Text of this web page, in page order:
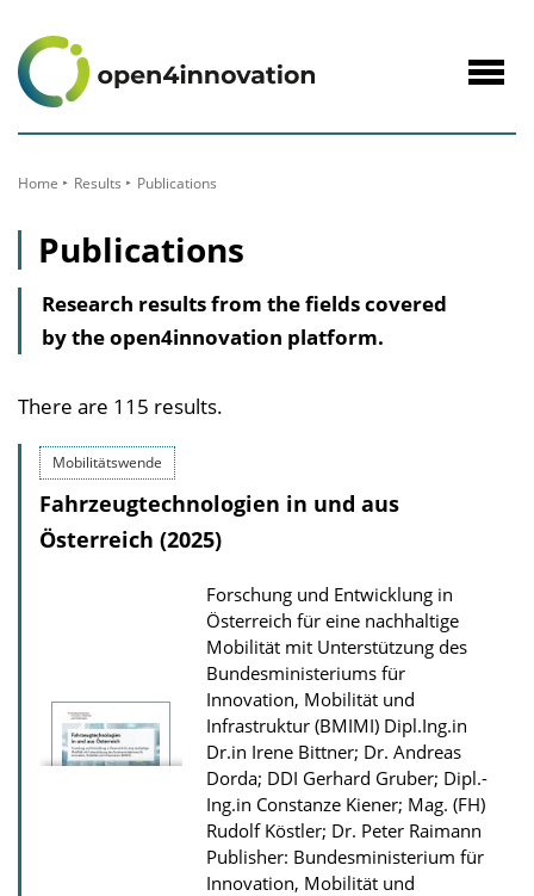
Content
Home Results Publications
Publications
Research results from the fields covered
by the open4innovation platform.
There are 115 results.
Mobilitätswende
Fahrzeugtechnologien in und aus
Österreich (2025)
Forschung und Entwicklung in
Österreich für eine nachhaltige
Mobilität mit Unterstützung des
Bundesministeriums für
Innovation, Mobilität und
Infrastruktur (BMIMI) Dipl.Ing.in
Dr.in Irene Bittner; Dr. Andreas
Dorda; DDI Gerhard Gruber; Dipl.-
Ing.in Constanze Kiener; Mag. (FH)
Rudolf Köstler; Dr. Peter Raimann
Publisher: Bundesministerium für
Innovation, Mobilität und